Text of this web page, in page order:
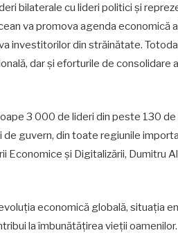
bilaterale cu lideri politici și
va promova agenda economică
investitorilor din străinătate.
dar și eforturile de consolidare
3 000 de lideri din peste 130
guvern, din toate regiunile
și Digitalizării, Dumitru
economică globală, situația
la îmbunătățirea vieții oamenilor.